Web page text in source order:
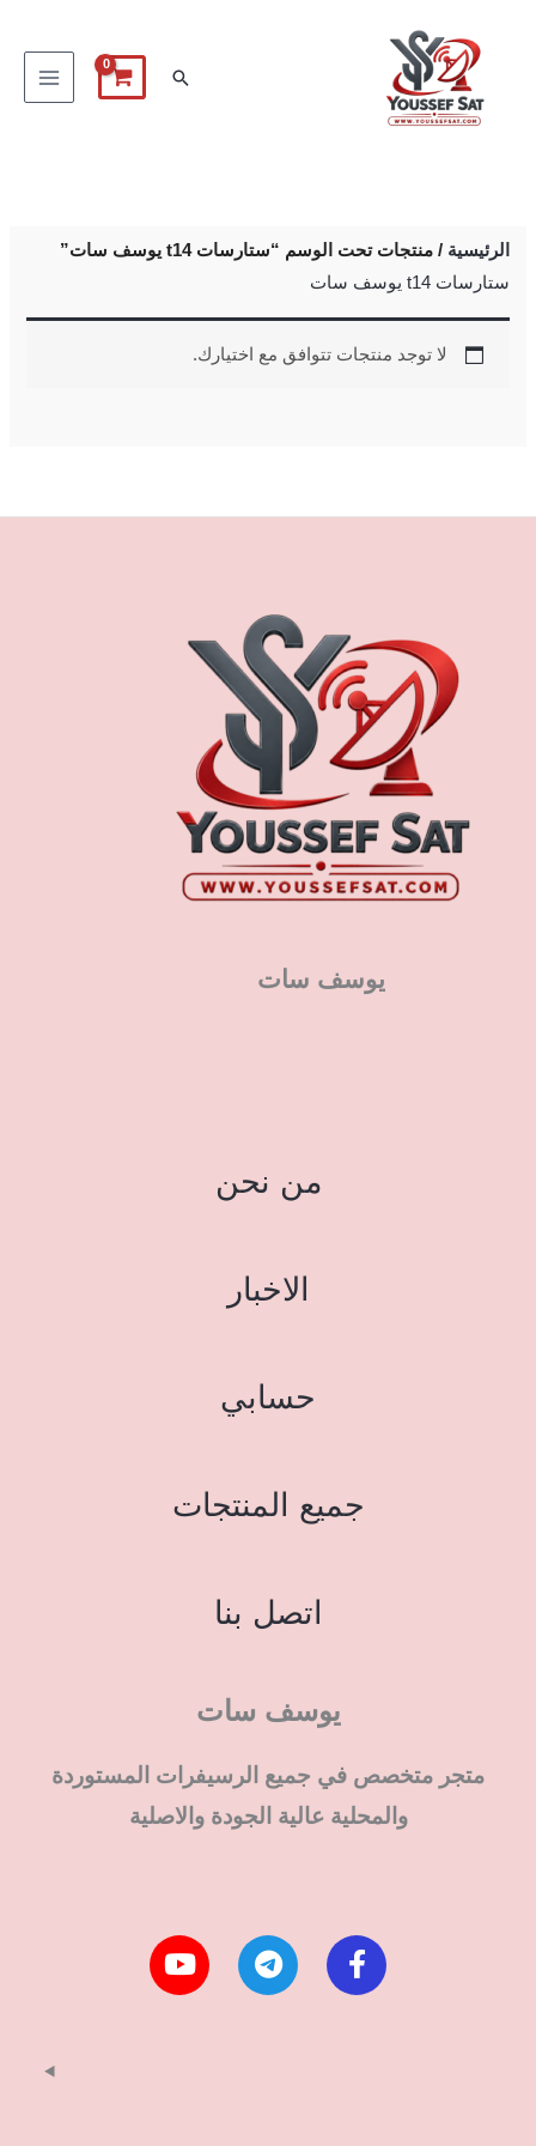
البحث
الرئيسية / منتجات تحت الوسم “ستارسات t14 يوسف سات”
ستارسات t14 يوسف سات
لا توجد منتجات تتوافق مع اختيارك.
يوسف سات
من نحن
الاخبار
حسابي
جميع المنتجات
اتصل بنا
يوسف سات
متجر متخصص في جميع الرسيفرات المستوردة
والمحلية عالية الجودة والاصلية